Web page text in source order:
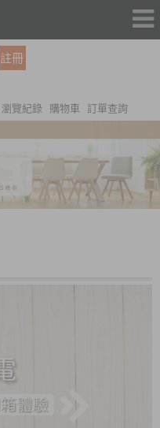
註冊
瀏覽紀錄 購物車 訂單查詢